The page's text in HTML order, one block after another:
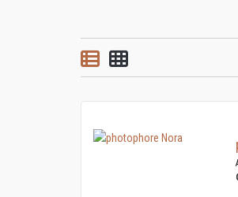
List viewGrid view